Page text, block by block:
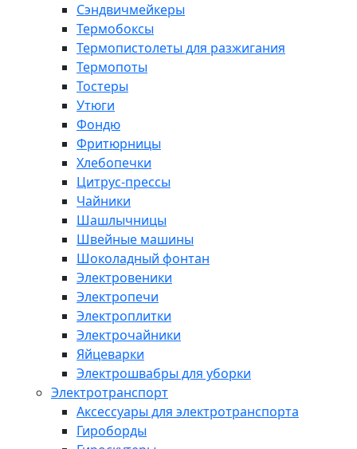
Сэндвичмейкеры
Термобоксы
Термопистолеты для разжигания
Термопоты
Тостеры
Утюги
Фондю
Фритюрницы
Хлебопечки
Цитрус-прессы
Чайники
Шашлычницы
Швейные машины
Шоколадный фонтан
Электровеники
Электропечи
Электроплитки
Электрочайники
Яйцеварки
Электрошвабры для уборки
Электротранспорт
Аксессуары для электротранспорта
Гироборды